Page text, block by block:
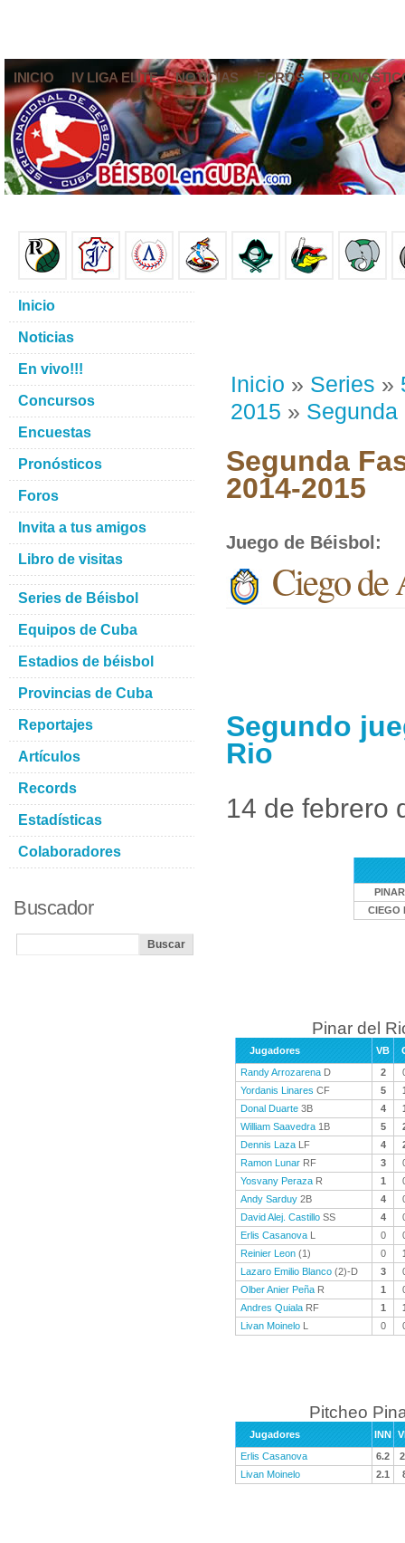
INICIO IV LIGA ELITE NOTICIAS FOROS
Inicio » Series »
2015 » Segunda
Segunda
2014-2015
Juego de Béisbol :
Ciego de
Segundo
Rio
14 de febrero
CIEGO
Pinar del
Jugadores VB
Randy Arrozarena D 2
Yordanis Linares CF 5
Donal Duarte 3B 4
William Saavedra 1B 5
Dennis Laza LF 4
Ramon Lunar RF 3
Yosvany Peraza R 1
Andy Sarduy 2B 4
David Alej. Castillo SS 4
Erlis Casanova L 0
Reinier Leon (1) 0
Lazaro Emilio Blanco (2)-D 3
Olber Anier Peña R 1
Andres Quiala RF 1
Livan Moinelo L 0
Pitcheo
Jugadores INN
Erlis Casanova
6.2
Livan Moinelo
2.1
Inicio
Noticias
En vivo!!!
Concursos
Encuestas
Pronósticos
Foros
Invita a tus amigos
Libro de visitas
Series de Béisbol
Equipos de Cuba
Estadios de béisbol
Provincias de Cuba
Reportajes
Artículos
Records
Estadísticas
Colaboradores
Buscador